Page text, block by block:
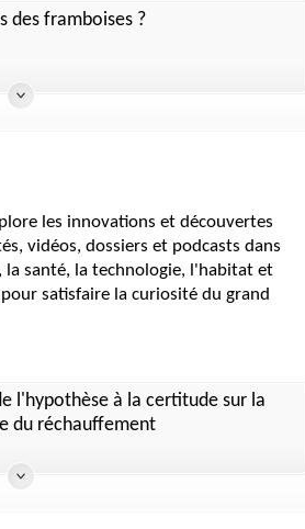
des framboises ?
les innovations et découvertes
vidéos, dossiers et podcasts dans
la santé, la technologie, l'habitat et
satisfaire la curiosité du grand
l'hypothèse à la certitude sur la
du réchauffement